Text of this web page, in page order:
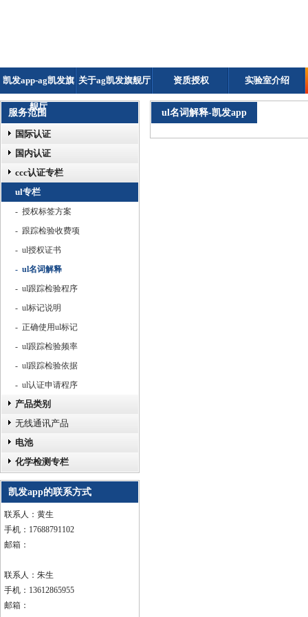
凯发app-ag凯发旗
舰厅
关于ag凯发旗舰厅 资质授权 实验室介绍
服务范围
国际认证
国内认证
ccc认证专栏
ul专栏
- 授权标签方案
- 跟踪检验收费项
- ul授权证书
- ul名词解释
- ul跟踪检验程序
- ul标记说明
- 正确使用ul标记
- ul跟踪检验频率
- ul跟踪检验依据
- ul认证申请程序
产品类别
无线通讯产品
电池
化学检测专栏
凯发app的联系方式
联系人：黄生
手机：17688791102
邮箱：
联系人：朱生
手机：13612865955
邮箱：
ul名词解释-凯发app